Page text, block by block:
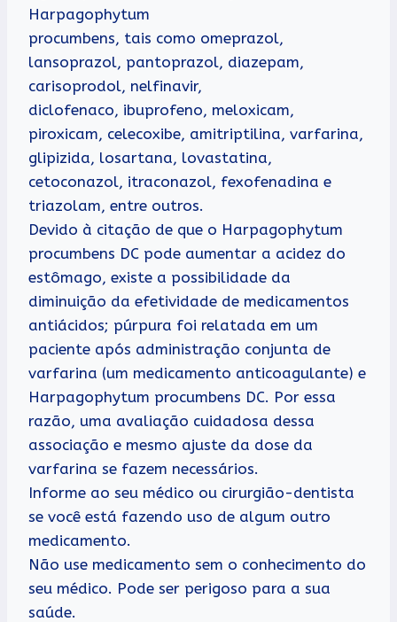
Harpagophytum
procumbens, tais como omeprazol,
lansoprazol, pantoprazol, diazepam,
carisoprodol, nelfinavir,
diclofenaco, ibuprofeno, meloxicam,
piroxicam, celecoxibe, amitriptilina, varfarina,
glipizida, losartana, lovastatina,
cetoconazol, itraconazol, fexofenadina e
triazolam, entre outros.
Devido à citação de que o Harpagophytum
procumbens DC pode aumentar a acidez do
estômago, existe a possibilidade da
diminuição da efetividade de medicamentos
antiácidos; púrpura foi relatada em um
paciente após administração conjunta de
varfarina (um medicamento anticoagulante) e
Harpagophytum procumbens DC. Por essa
razão, uma avaliação cuidadosa dessa
associação e mesmo ajuste da dose da
varfarina se fazem necessários.
Informe ao seu médico ou cirurgião-dentista
se você está fazendo uso de algum outro
medicamento.
Não use medicamento sem o conhecimento do
seu médico. Pode ser perigoso para a sua
saúde.